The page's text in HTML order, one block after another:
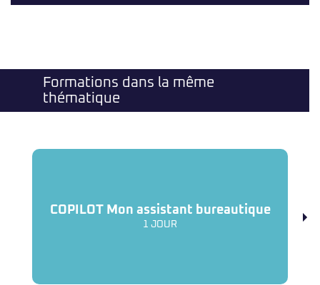
Formations dans la même
thématique
COPILOT Mon assistant bureautique
1 JOUR